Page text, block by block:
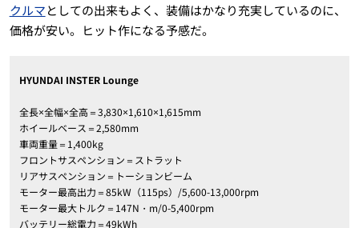
クルマとしての出来もよく、装備はかなり充実しているのに、
価格が安い。ヒット作になる予感だ。
HYUNDAI INSTER Lounge
全長×全幅×全高＝3,830×1,610×1,615mm
ホイールベース＝2,580mm
車両重量＝1,400kg
フロントサスペンション＝ストラット
リアサスペンション＝トーションビーム
モーター最高出力＝85kW（115ps）/5,600-13,000rpm
モーター最大トルク＝147N・m/0-5,400rpm
バッテリー総電力＝49kWh